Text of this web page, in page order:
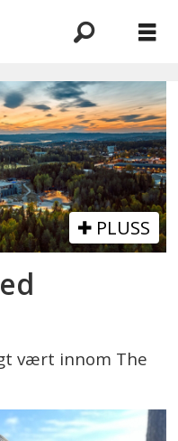
PLUSS
vært innom The